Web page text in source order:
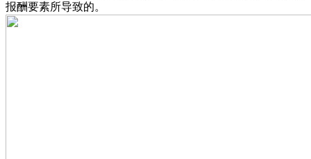
报酬要素所导致的。